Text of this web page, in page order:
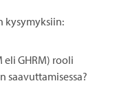
kysymyksiin:
eli GHRM) rooli
saavuttamisessa?